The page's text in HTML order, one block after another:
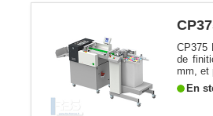
CP375
de
mm, et
En